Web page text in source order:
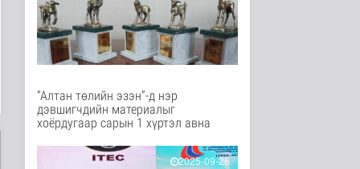
Дэлхийд
13 цаг 49 минутын өмнө
ЦАГ АГААР:
Улаанбаатарт шөнөдөө
Байгаль орчин
13 цаг 10 минутын өмнө
зөрчлийг E-Mongolia
системээр да..
“Алтан төлийн эзэн”-д нэр
дэвшигчдийн материалыг
хоёрдугаар сарын 1 хүртэл авна
2025-09-26